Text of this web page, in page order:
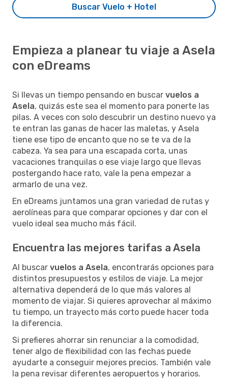
Buscar Vuelo + Hotel
Empieza a planear tu viaje a Asela
con eDreams
Si llevas un tiempo pensando en buscar vuelos a
Asela, quizás este sea el momento para ponerte las
pilas. A veces con solo descubrir un destino nuevo ya
te entran las ganas de hacer las maletas, y Asela
tiene ese tipo de encanto que no se te va de la
cabeza. Ya sea para una escapada corta, unas
vacaciones tranquilas o ese viaje largo que llevas
postergando hace rato, vale la pena empezar a
armarlo de una vez.
En eDreams juntamos una gran variedad de rutas y
aerolíneas para que comparar opciones y dar con el
vuelo ideal sea mucho más fácil.
Encuentra las mejores tarifas a Asela
Al buscar vuelos a Asela, encontrarás opciones para
distintos presupuestos y estilos de viaje. La mejor
alternativa dependerá de lo que más valores al
momento de viajar. Si quieres aprovechar al máximo
tu tiempo, un trayecto más corto puede hacer toda
la diferencia.
Si prefieres ahorrar sin renunciar a la comodidad,
tener algo de flexibilidad con las fechas puede
ayudarte a conseguir mejores precios. También vale
la pena revisar diferentes aeropuertos y horarios.